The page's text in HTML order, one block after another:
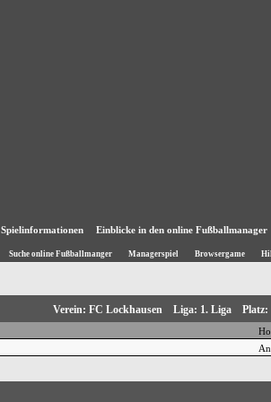
Spielinformationen Einblicke in den online Fußballmanager
Suche online Fußballmanger Managerspiel Browsergame
Verein: FC Lockhausen Liga: 1. Liga